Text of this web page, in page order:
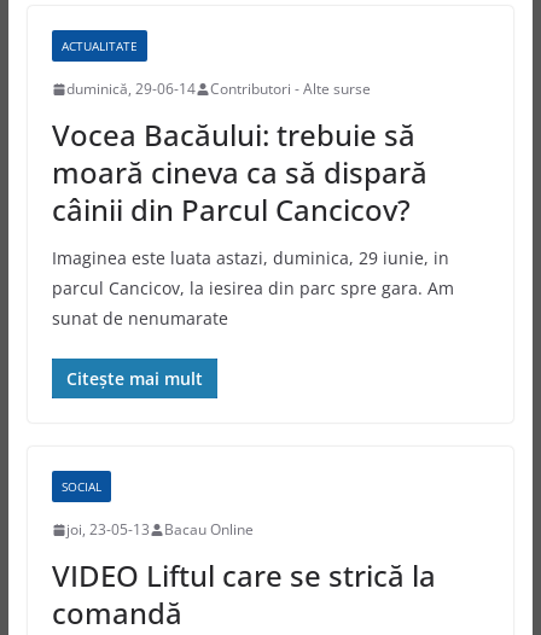
ACTUALITATE
duminică, 29-06-14 Contributori - Alte surse
Vocea Bacăului: trebuie să
moară cineva ca să dispară
câinii din Parcul Cancicov?
Imaginea este luata astazi, duminica, 29 iunie, in
parcul Cancicov, la iesirea din parc spre gara. Am
sunat de nenumarate
Citește mai mult
SOCIAL
joi, 23-05-13 Bacau Online
VIDEO Liftul care se strică la
comandă